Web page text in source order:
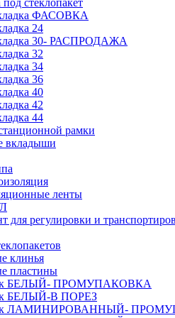
ФАСОВКА
24
30- РАСПРОДАЖА
32
34
36
40
42
44
рамки
вкладыши
ленты
для регулировки и
клинья
пластины
БЕЛЫЙ- ПРОМУПАКОВКА
БЕЛЫЙ-В ПОРЕЗ
ЛАМИНИРОВАННЫЙ-